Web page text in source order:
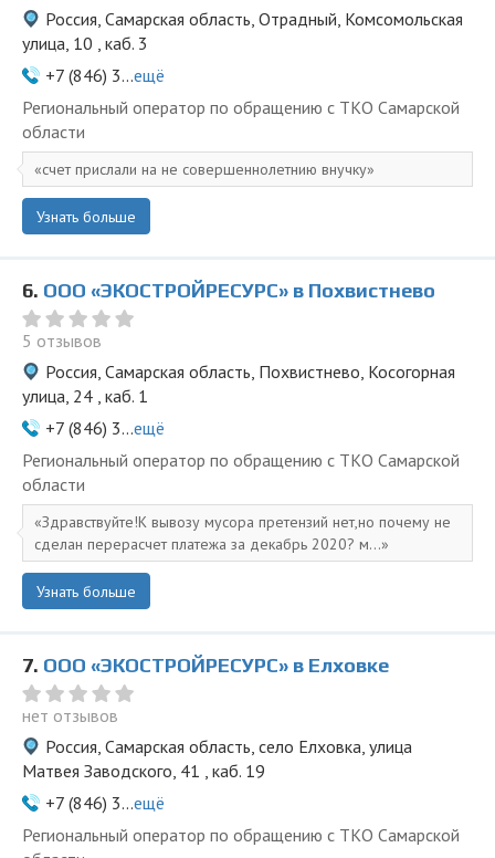
Россия, Самарская область, Отрадный, Комсомольская
улица, 10 , каб. 3
+7 (846) 3...ещё
Региональный оператор по обращению с ТКО Самарской
области
счет прислали на не совершеннолетнию внучку
Узнать больше
6. ООО «ЭКОСТРОЙРЕСУРС» в Похвистнево
5 отзывов
Россия, Самарская область, Похвистнево, Косогорная
улица, 24 , каб. 1
+7 (846) 3...ещё
Региональный оператор по обращению с ТКО Самарской
области
Здравствуйте!К вывозу мусора претензий нет,но почему не
сделан перерасчет платежа за декабрь 2020? м...
Узнать больше
7. ООО «ЭКОСТРОЙРЕСУРС» в Елховке
нет отзывов
Россия, Самарская область, село Елховка, улица
Матвея Заводского, 41 , каб. 19
+7 (846) 3...ещё
Региональный оператор по обращению с ТКО Самарской